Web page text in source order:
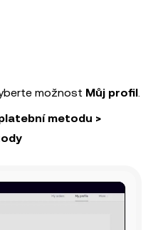
možnost Můj profil.
metodu >